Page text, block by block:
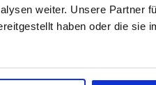
weiter. Unsere Partner
haben oder die sie
65,5 43 23